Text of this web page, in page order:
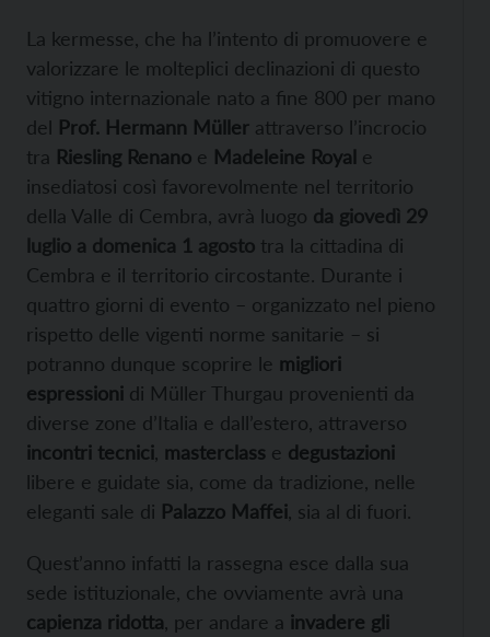
La kermesse, che ha l’intento di promuovere e
valorizzare le molteplici declinazioni di questo
vitigno internazionale nato a fine 800 per mano
del Prof. Hermann Müller attraverso l’incrocio
tra Riesling Renano e Madeleine Royal e
insediatosi così favorevolmente nel territorio
della Valle di Cembra, avrà luogo da giovedì 29
luglio a domenica 1 agosto tra la cittadina di
Cembra e il territorio circostante. Durante i
quattro giorni di evento – organizzato nel pieno
rispetto delle vigenti norme sanitarie – si
potranno dunque scoprire le migliori
espressioni di Müller Thurgau provenienti da
diverse zone d’Italia e dall’estero, attraverso
incontri tecnici masterclass e degustazioni
libere e guidate sia, come da tradizione, nelle
eleganti sale di Palazzo Maffei , sia al di fuori.
Quest’anno infatti la rassegna esce dalla sua
sede istituzionale, che ovviamente avrà una
capienza ridotta , per andare a invadere gli